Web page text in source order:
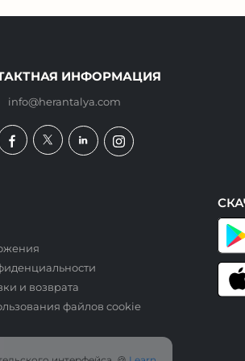
ИНФОРМАЦИЯ
info@herantalya.com
и возврата
файлов cookie